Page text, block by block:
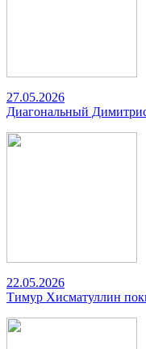
27.05.2026
Диагональный
22.05.2026
Тимур Хисматуллин